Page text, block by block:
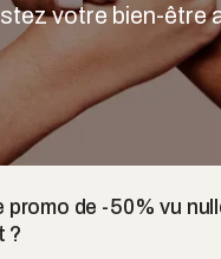
votre bien-être
promo de -50% vu
?